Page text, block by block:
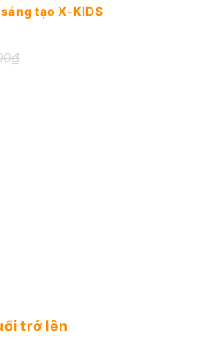
tạo X-KIDS
trở lên